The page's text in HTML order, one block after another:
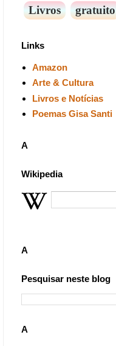
Livros
gratuito
Links
Amazon
Arte & Cultura
Livros e Notícias
Poemas Gisa Santi
A
Wikipedia
A
Pesquisar neste blog
A